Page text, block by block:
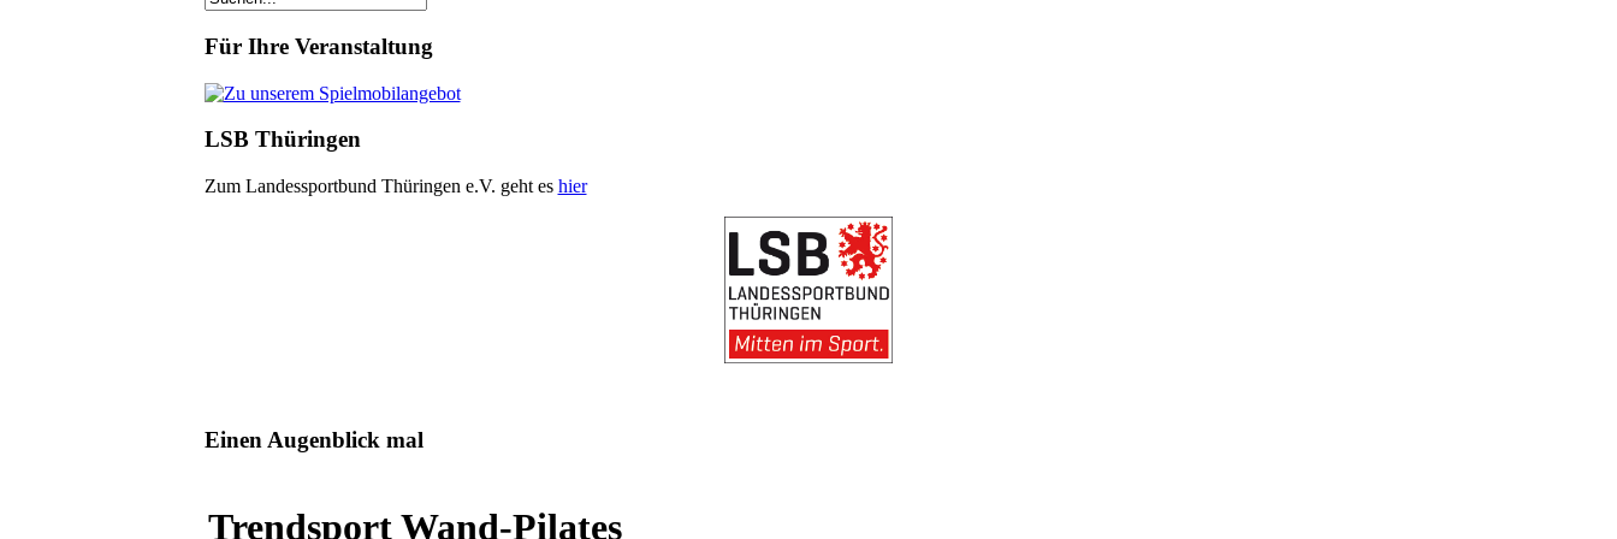
Für Ihre Veranstaltung
LSB Thüringen
Zum Landessportbund Thüringen e.V. geht es hier
Einen Augenblick mal
Trendsport Wand-Pilates